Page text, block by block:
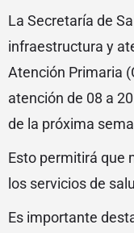
La Secretaría de
infraestructura y
Atención Primaria
atención de 08 a
de la próxima
Esto permitirá que
los servicios de
Es importante